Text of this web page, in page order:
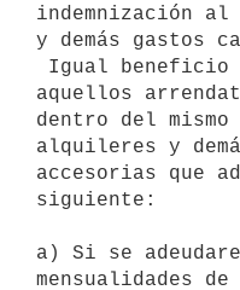
indemnización
y demás gastos
aquellos
dentro del
alquileres y
accesorias que
siguiente:
a) Si se
mensualidades